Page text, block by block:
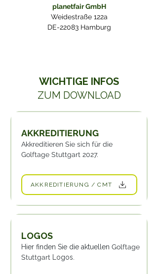
planetfair GmbH
Weidestraße 122a
DE-22083 Hamburg
WICHTIGE INFOS
ZUM DOWNLOAD
AKKREDITIERUNG
Akkreditieren Sie sich für die
Golftage Stuttgart 2027.
AKKREDITIERUNG / CMT
LOGOS
Hier finden Sie die aktuellen Golftage
Stuttgart
Logos.